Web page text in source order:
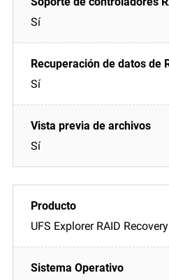
Sí
Sí
Sí
UFS Explorer RAID Recovery